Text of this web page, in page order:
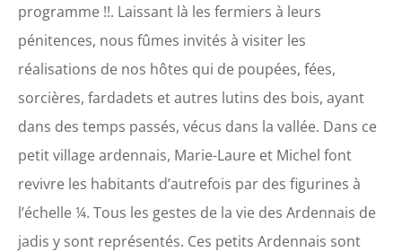
programme !!. Laissant là les fermiers à leurs
pénitences, nous fûmes invités à visiter les
réalisations de nos hôtes qui de poupées, fées,
sorcières, fardadets et autres lutins des bois, ayant
dans des temps passés, vécus dans la vallée. Dans ce
petit village ardennais, Marie-Laure et Michel font
revivre les habitants d’autrefois par des figurines à
l’échelle ¼. Tous les gestes de la vie des Ardennais de
jadis y sont représentés. Ces petits Ardennais sont